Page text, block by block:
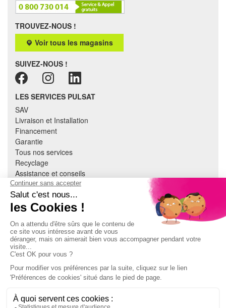
TROUVEZ-NOUS !
Voir tous les magasins
SUIVEZ-NOUS !
LES SERVICES PULSAT
SAV
Livraison et Installation
Financement
Garantie
Tous nos services
Recyclage
Assistance et conseils
Cuisine équipée
Literie
Nous contacter
À PROPOS
CGV
Mentions légales
Données personnelles
Devenir adhérent
EN SAVOIR PLUS